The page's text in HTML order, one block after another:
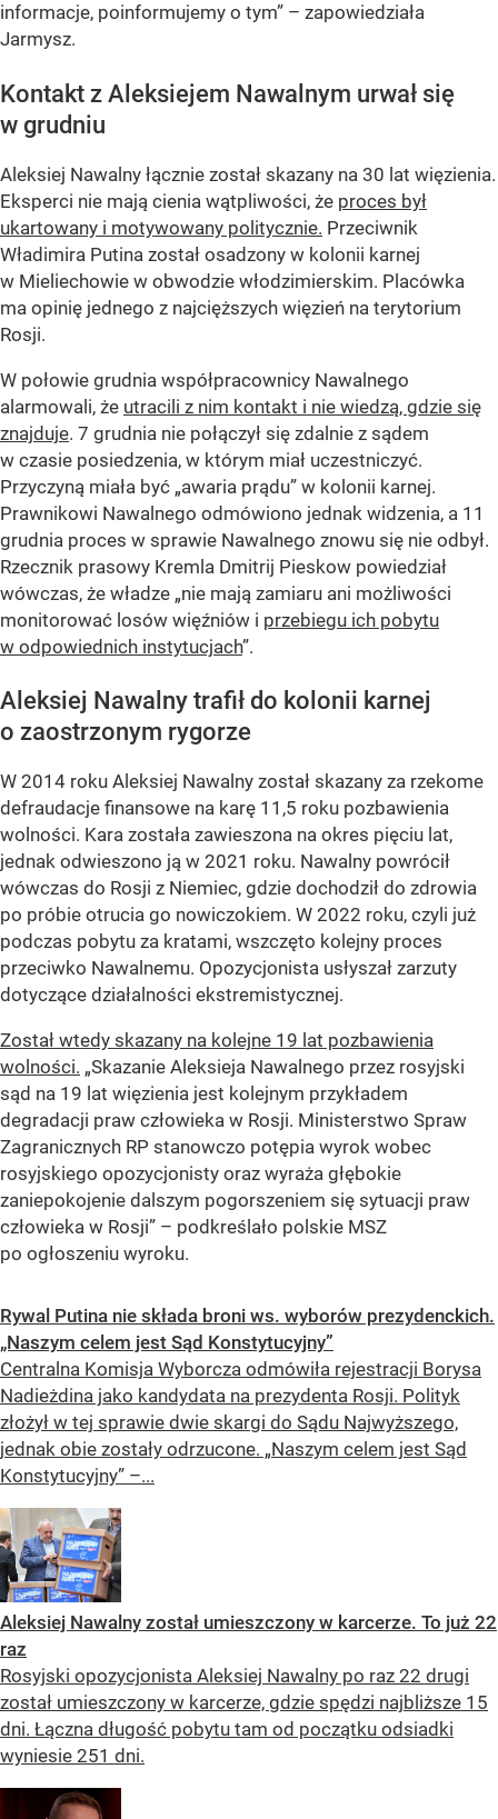
informacje, poinformujemy o tym” – zapowiedziała
Jarmysz.
Kontakt z Aleksiejem Nawalnym urwał się
w grudniu
Aleksiej Nawalny łącznie został skazany na 30 lat więzienia.
Eksperci nie mają cienia wątpliwości, że proces był
ukartowany i motywowany politycznie. Przeciwnik
Władimira Putina został osadzony w kolonii karnej
w Mieliechowie w obwodzie włodzimierskim. Placówka
ma opinię jednego z najcięższych więzień na terytorium
Rosji.
W połowie grudnia współpracownicy Nawalnego
alarmowali, że utracili z nim kontakt i nie wiedzą, gdzie się
znajduje. 7 grudnia nie połączył się zdalnie z sądem
w czasie posiedzenia, w którym miał uczestniczyć.
Przyczyną miała być „awaria prądu” w kolonii karnej.
Prawnikowi Nawalnego odmówiono jednak widzenia, a 11
grudnia proces w sprawie Nawalnego znowu się nie odbył.
Rzecznik prasowy Kremla Dmitrij Pieskow powiedział
wówczas, że władze „nie mają zamiaru ani możliwości
monitorować losów więźniów i przebiegu ich pobytu
w odpowiednich instytucjach”.
Aleksiej Nawalny trafił do kolonii karnej
o zaostrzonym rygorze
W 2014 roku Aleksiej Nawalny został skazany za rzekome
defraudacje finansowe na karę 11,5 roku pozbawienia
wolności. Kara została zawieszona na okres pięciu lat,
jednak odwieszono ją w 2021 roku. Nawalny powrócił
wówczas do Rosji z Niemiec, gdzie dochodził do zdrowia
po próbie otrucia go nowiczokiem. W 2022 roku, czyli już
podczas pobytu za kratami, wszczęto kolejny proces
przeciwko Nawalnemu. Opozycjonista usłyszał zarzuty
dotyczące działalności ekstremistycznej.
Został wtedy skazany na kolejne 19 lat pozbawienia
wolności. „Skazanie Aleksieja Nawalnego przez rosyjski
sąd na 19 lat więzienia jest kolejnym przykładem
degradacji praw człowieka w Rosji. Ministerstwo Spraw
Zagranicznych RP stanowczo potępia wyrok wobec
rosyjskiego opozycjonisty oraz wyraża głębokie
zaniepokojenie dalszym pogorszeniem się sytuacji praw
człowieka w Rosji” – podkreślało polskie MSZ
po ogłoszeniu wyroku.
Rywal Putina nie składa broni ws. wyborów prezydenckich.
„Naszym celem jest Sąd Konstytucyjny”
Centralna Komisja Wyborcza odmówiła rejestracji Borysa
Nadieżdina jako kandydata na prezydenta Rosji. Polityk
złożył w tej sprawie dwie skargi do Sądu Najwyższego,
jednak obie zostały odrzucone. „Naszym celem jest Sąd
Konstytucyjny” –...
Aleksiej Nawalny został umieszczony w karcerze. To już 22
raz
Rosyjski opozycjonista Aleksiej Nawalny po raz 22 drugi
został umieszczony w karcerze, gdzie spędzi najbliższe 15
dni. Łączna długość pobytu tam od początku odsiadki
wyniesie 251 dni.